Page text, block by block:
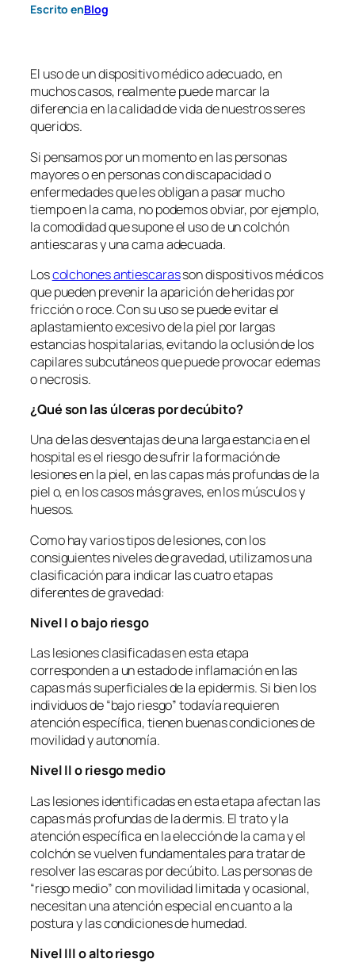
Escrito enBlog
El uso de un dispositivo médico adecuado, en
muchos casos, realmente puede marcar la
diferencia en la calidad de vida de nuestros seres
queridos.
Si pensamos por un momento en las personas
mayores o en personas con discapacidad o
enfermedades que les obligan a pasar mucho
tiempo en la cama, no podemos obviar, por ejemplo,
la comodidad que supone el uso de un colchón
antiescaras y una cama adecuada.
Loscolchones antiescarasson dispositivos médicos
que pueden prevenir la aparición de heridas por
fricción o roce. Con su uso se puede evitar el
aplastamiento excesivo de la piel por largas
estancias hospitalarias, evitando la oclusión de los
capilares subcutáneos que puede provocar edemas
o necrosis.
¿Qué son las úlceras por decúbito?
Una de las desventajas de una larga estancia en el
hospital es el riesgo de sufrir la formación de
lesiones en la piel, en las capas más profundas de la
piel o, en los casos más graves, en los músculos y
huesos.
Como hay varios tipos de lesiones, con los
consiguientes niveles de gravedad, utilizamos una
clasificación para indicar las cuatro etapas
diferentes de gravedad:
Nivel I o bajo riesgo
Las lesiones clasificadas en esta etapa
corresponden a un estado de inflamación en las
capas más superficiales de la epidermis. Si bien los
individuos de “bajo riesgo” todavía requieren
atención específica, tienen buenas condiciones de
movilidad y autonomía.
Nivel II o riesgo medio
Las lesiones identificadas en esta etapa afectan las
capas más profundas de la dermis. El trato y la
atención específica en la elección de la cama y el
colchón se vuelven fundamentales para tratar de
resolver las escaras por decúbito. Las personas de
“riesgo medio” con movilidad limitada y ocasional,
necesitan una atención especial en cuanto a la
postura y las condiciones de humedad.
Nivel III o alto riesgo